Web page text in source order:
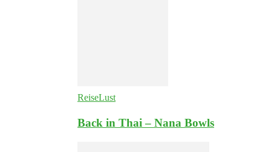
ReiseLust
Back in Thai – Nana Bowls